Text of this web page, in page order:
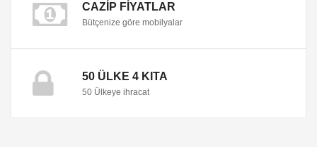
CAZIP FIYATLAR
Bütçenize göre mobilyalar
50 ÜLKE 4 KITA
50 Ülkeye ihracat